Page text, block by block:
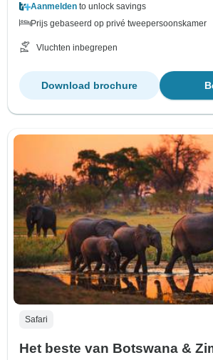
Aanmelden to unlock savings
Prijs gebaseerd op privé tweepersoonskamer
Vluchten inbegrepen
Download brochure
Safari
Het beste van Botswana &